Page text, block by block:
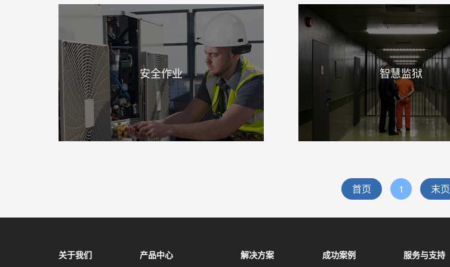
安全作业 智慧监狱
首页 1 末页
关于我们 产品中心 解决方案 成功案例 服务与支持